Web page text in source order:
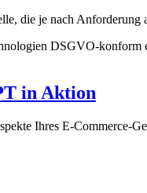
die je nach Anforderung
DSGVO-konform
in Aktion
Ihres E-Commerce-